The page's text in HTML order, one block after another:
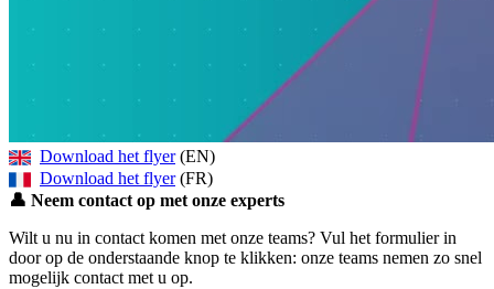
Download het flyer(EN)
Download het flyer(FR)
👤 Neem contact op met onze experts
Wilt u nu in contact komen met onze teams? Vul het formulier in
door op de onderstaande knop te klikken: onze teams nemen zo snel
mogelijk contact met u op.